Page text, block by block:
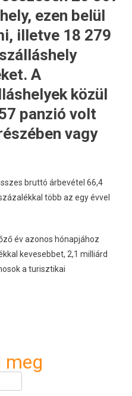
ezen belül
illetve 18 279
A
közül
panzió volt
vagy
bruttó árbevétel 66,4
több az egy évvel
év azonos hónapjához
kevesebbet, 2,1 milliárd
a turisztikai
meg